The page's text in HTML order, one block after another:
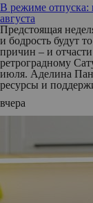
В режиме отпуска:
августа
Предстоящая
и бодрость будут
причин – и
ретроградному
июля. Аделина
ресурсы и
вчера